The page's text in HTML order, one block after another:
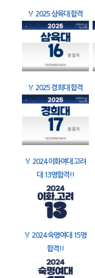
🏅 2025 삼육대 합격
🏅 2025 경희대 합격
🏅 2024 이화여대 고려
대 13명합격!!
🏅 2024 숙명여대 15명
합격!!